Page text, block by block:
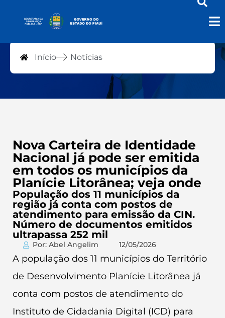
Notícias
Início Notícias
Nova Carteira de Identidade
Nacional já pode ser emitida
em todos os municípios da
Planície Litorânea; veja onde
População dos 11 municípios da
região já conta com postos de
atendimento para emissão da CIN.
Número de documentos emitidos
ultrapassa 252 mil
Por: Abel Angelim 12/05/2026
A população dos 11 municípios do Território
de Desenvolvimento Planície Litorânea já
conta com postos de atendimento do
Instituto de Cidadania Digital (ICD) para